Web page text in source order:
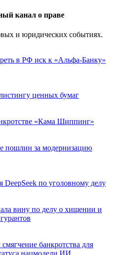
канал о праве
и юридических событиях.
в РФ иск к «Альфа-Банку»
ценных бумаг
«Кама Шиппинг»
пошлин за модернизацию
по уголовному делу
вину по делу о хищении и
банкротства для
нацмодели ИИ